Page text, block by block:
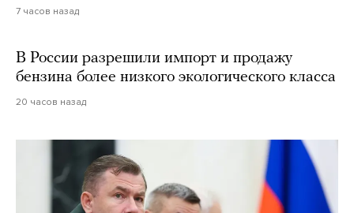
7 часов назад
В России разрешили импорт и продажу
бензина более низкого экологического класса
20 часов назад